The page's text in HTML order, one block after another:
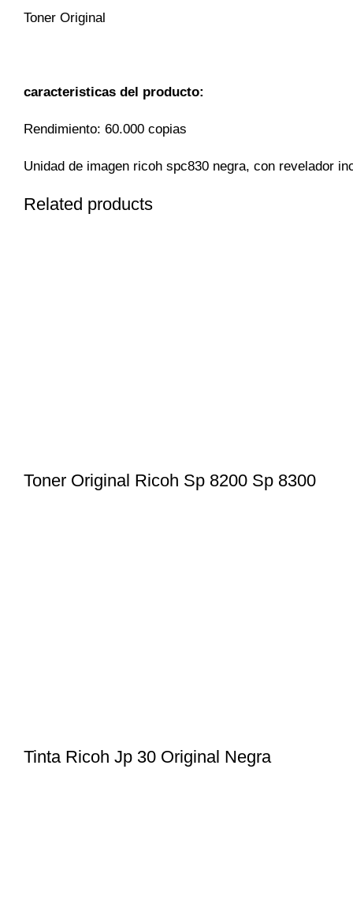
Toner Original
caracteristicas del producto:
Rendimiento: 60.000 copias
Unidad de imagen ricoh spc830 negra, con revelador
Related products
Toner Original Ricoh Sp 8200 Sp 8300
Tinta Ricoh Jp 30 Original Negra